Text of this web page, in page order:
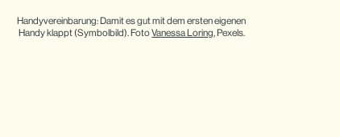
Handyvereinbarung: Damit es gut mit dem ersten eigenen
Handy klappt (Symbolbild). Foto Vanessa Loring, Pexels.